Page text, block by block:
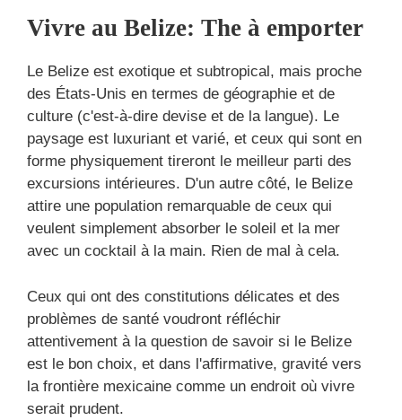
Vivre au Belize: The à emporter
Le Belize est exotique et subtropical, mais proche
des États-Unis en termes de géographie et de
culture (c'est-à-dire devise et de la langue). Le
paysage est luxuriant et varié, et ceux qui sont en
forme physiquement tireront le meilleur parti des
excursions intérieures. D'un autre côté, le Belize
attire une population remarquable de ceux qui
veulent simplement absorber le soleil et la mer
avec un cocktail à la main. Rien de mal à cela.
Ceux qui ont des constitutions délicates et des
problèmes de santé voudront réfléchir
attentivement à la question de savoir si le Belize
est le bon choix, et dans l'affirmative, gravité vers
la frontière mexicaine comme un endroit où vivre
serait prudent.